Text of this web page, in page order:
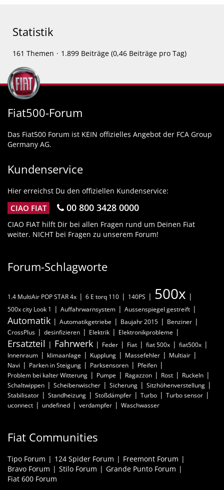
Statistik
161 Themen 1.899 Beiträge (0,46 Beiträge pro Tag)
Fiat500-Forum
Das Fiat500 Forum ist KEIN offizielles Angebot der FCA Group
Germany AG.
Kundenservice
Hier erreichst Du den offiziellen Kundenservice:
CIAO FIAT 00 800 3428 0000
CIAO FIAT hilft Dir bei allen Fragen rund um Deinen Fiat
weiter. NICHT bei Fragen zu unserem Forum!
Forum-Schlagworte
1.4 MultiAir POP STAR 4x 6 E torq 110 140PS 500x
500x city Look 1 Auffahrwarnsystem Aussenspiegel gestreift
Automatik Automatikgetriebe Baujahr 2015
Benziner
CrossPlus
desinfizieren Elektrik Elektronikprobleme
Ersatzteil Fahrwerk Feder Fiat fiat 500x
fiat500x
Innenraum
klimaanlage Kupplung Massefehler
Multiair
Navi
Parken in Steigung Parksensoren
Pfeifen
Problem bei kalter Witterung
Pumpe Ragazzon Rost
Ruckeln
Schaltwippen
Scheibenwischer Sicherung
Sitzhöhenverstellung
Stabilisator
Standheizung Stoßdämpfer Turbo
Turbo sensor
uconnect
undefined verdampfer Waschwasser
Fiat Communities
Tipo Forum 124 Spider Forum
Freemont Forum
Bravo Forum
Stilo Forum
Grande Punto Forum
Fiat 600 Forum